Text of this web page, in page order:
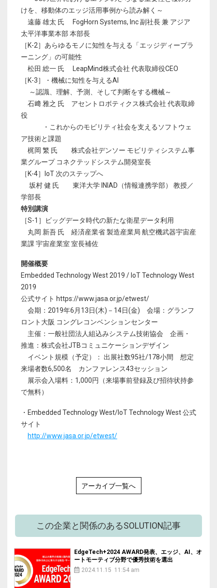
けを、移動体のエッジ活用事例から読み解く～
遠藤 雄太 氏 FogHorn Systems, Inc 副社長 兼 アジア
太平洋事業本部 本部長
［K-2］あらゆるモノに知性を与える「エッジディープラ
ーニング」の可能性
松田 総一 氏 LeapMind株式会社 代表取締役CEO
［K-3］・機械に知性を与えるAI
～認識、理解、予測、そして判断をする機械～
石﨑 雅之 氏 アセントロボティクス株式会社 代表取締
役
・これからのモビリティ社会を支えるソフトウェ
ア技術と課題
梶岡 繁 氏 株式会社デンソー モビリティシステム事
業グループ コネクテッドシステム開発室長
［K-4］IoT 次のステップへ
坂村 健 氏 東洋大学 INIAD（情報連携学部） 教授／
学部長
特別講演
［S-1］ビッグデータ時代の新たな衛星データ利用
丸岡 新吾 氏 経済産業省 製造産業局 航空機武器宇宙産
業課 宇宙産業室 室長補佐
開催概要
Embedded Technology West 2019 / IoT Technology West
2019
公式サイト https://www.jasa.or.jp/etwest/
会期：2019年6月13日(木)－14日(金) 会場：グランフ
ロント大阪 コングレコンベンションセンター
主催：一般社団法人組込みシステム技術協会 企画・
推進：株式会社JTBコミュニケーションデザイン
イベント規模（予定）： 出展社数95社/178小間 想定
来場者数6,500名 カンファレンス43セッション
展示会入場料：1,000円（来場事前登録及び招待状持参
で無料）
・Embedded Technology West/IoT Technology West 公式
サイト
http://www.jasa.or.jp/etwest/
アーカイブ一覧へ
この企業と関係のあるSOLUTION記事
EdgeTech+2024 AWARD発表、エッジ、AI、オ
ートモーティブ分野で優秀技術を選出
2024.11.15 11:54 am